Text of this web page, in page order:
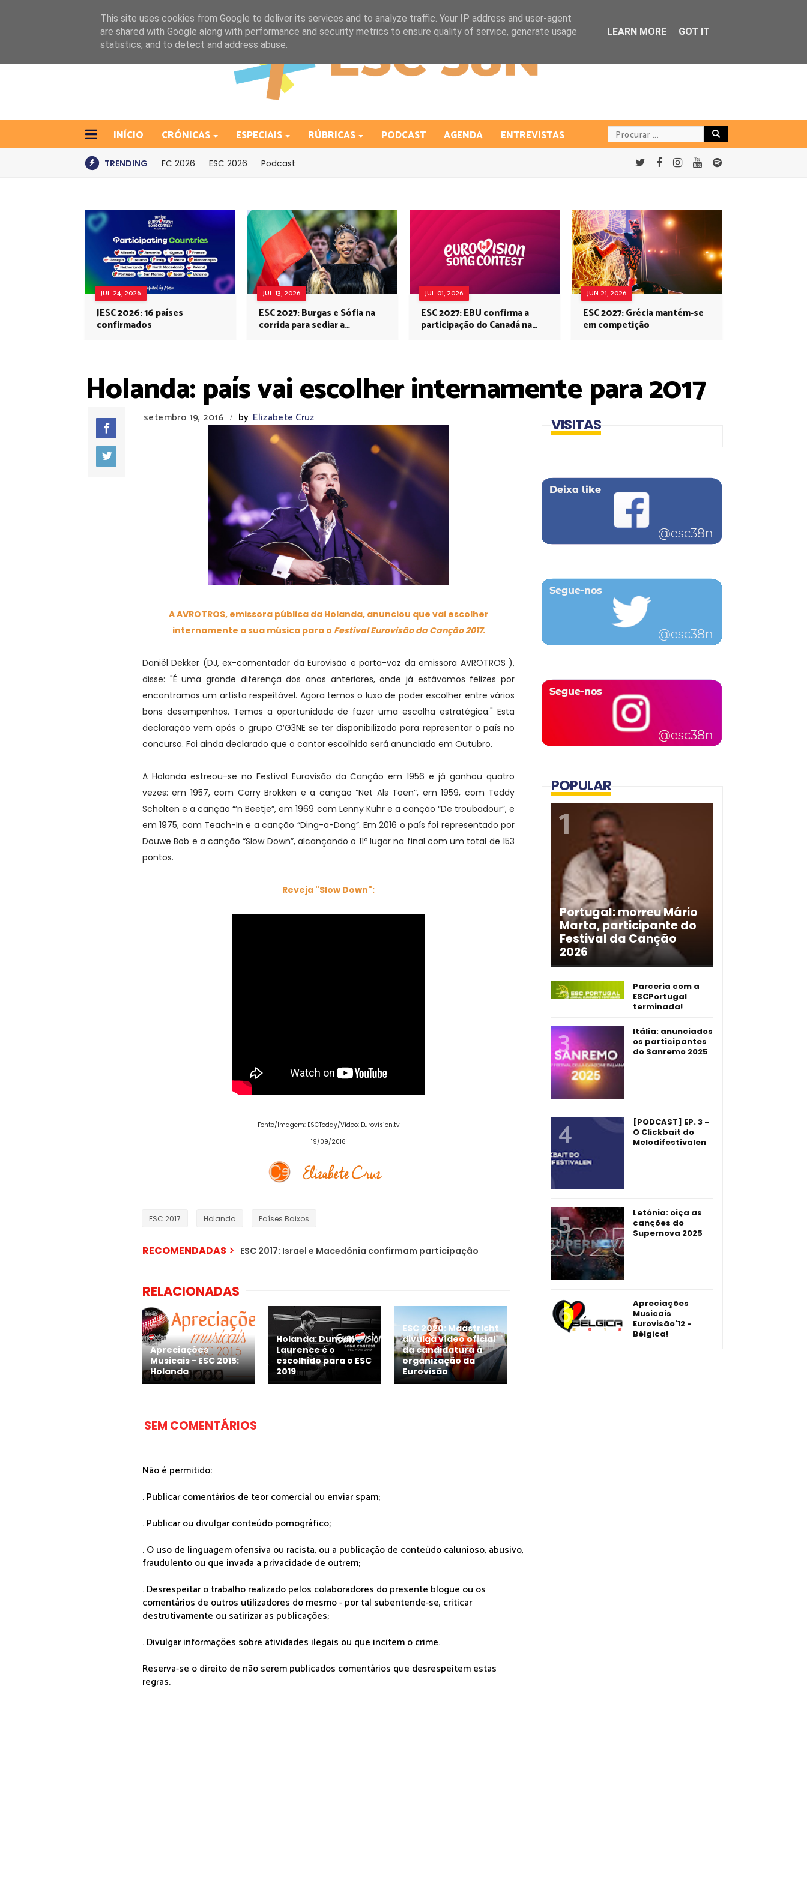
INÍCIO CRÓNICAS ESPECIAIS RÚBRICAS PODCAST AGENDA ENTREVISTAS
TRENDING FC 2026 ESC 2026 Podcast
JUL 24, 2026
JESC 2026: 16 países
confirmados
JUL 13, 2026
ESC 2027: Burgas e Sófia na
corrida para sediar a
JUL 01, 2026
ESC 2027: EBU confirma a
participação do Canadá na
JUN 21, 2026
ESC 2027: Grécia mantém-se
em competição
Holanda: país vai escolher internamente para 2017
setembro 19, 2016 / by Elizabete Cruz
A AVROTROS, emissora pública da Holanda, anunciou que vai escolher
internamente a sua música para o Festival Eurovisão da Canção 2017.
Daniël Dekker (DJ, ex-comentador da Eurovisão e porta-voz da emissora AVROTROS ),
disse: "É uma grande diferença dos anos anteriores, onde já estávamos felizes por
encontramos um artista respeitável. Agora temos o luxo de poder escolher entre vários
bons desempenhos. Temos a oportunidade de fazer uma escolha estratégica." Esta
declaração vem após o grupo O’G3NE se ter disponibilizado para representar o país no
concurso. Foi ainda declarado que o cantor escolhido será anunciado em Outubro.
A Holanda estreou-se no Festival Eurovisão da Canção em 1956 e já ganhou quatro
vezes: em 1957, com Corry Brokken e a canção “Net Als Toen”, em 1959, com Teddy
Scholten e a canção “’n Beetje”, em 1969 com Lenny Kuhr e a canção “De troubadour”, e
em 1975, com Teach-In e a canção “Ding-a-Dong”. Em 2016 o país foi representado por
Douwe Bob e a canção “Slow Down”, alcançando o 11º lugar na final com um total de 153
pontos.
Reveja "Slow Down":
Fonte/Imagem: ESCToday/Vídeo: Eurovision.tv
19/09/2016
ESC 2017 Holanda Países Baixos
RECOMENDADAS ESC 2017: Israel e Macedónia confirmam participação
RELACIONADAS
Apreciações
Musicais - ESC 2015:
Holanda
Holanda: Duncan
Laurence é o
escolhido para o ESC
2019
ESC 2020: Maastricht
divulga vídeo oficial
da candidatura à
organização da
Eurovisão
SEM COMENTÁRIOS
Não é permitido:
. Publicar comentários de teor comercial ou enviar spam;
. Publicar ou divulgar conteúdo pornográfico;
. O uso de linguagem ofensiva ou racista, ou a publicação de conteúdo calunioso, abusivo,
fraudulento ou que invada a privacidade de outrem;
. Desrespeitar o trabalho realizado pelos colaboradores do presente blogue ou os
comentários de outros utilizadores do mesmo - por tal subentende-se, criticar
destrutivamente ou satirizar as publicações;
. Divulgar informações sobre atividades ilegais ou que incitem o crime.
Reserva-se o direito de não serem publicados comentários que desrespeitem estas
regras.
VISITAS
POPULAR
Portugal: morreu Mário
Marta, participante do
Festival da Canção
2026
Parceria com a
ESCPortugal
terminada!
Itália: anunciados
os participantes
do Sanremo 2025
[PODCAST] EP. 3 -
O Clickbait do
Melodifestivalen
Letónia: oiça as
canções do
Supernova 2025
Apreciações
Musicais
Eurovisão'12 -
Bélgica!
This site uses cookies from Google to deliver its services and to analyze traffic. Your IP address and user-agent
are shared with Google along with performance and security metrics to ensure quality of service, generate usage
statistics, and to detect and address abuse.
LEARN MORE GOT IT